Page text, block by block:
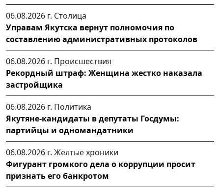
06.08.2026 г. Столица
Управам Якутска вернут полномочия по
составлению административных протоколов
06.08.2026 г. Происшествия
Рекордный штраф: Женщина жестко наказала
застройщика
06.08.2026 г. Политика
Якутяне-кандидаты в депутаты Госдумы:
партийцы и одномандатники
06.08.2026 г. Желтые хроники
Фигурант громкого дела о коррупции просит
признать его банкротом